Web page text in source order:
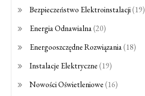
Bezpieczeństwo Elektroinstalacji(19)
Energia Odnawialna(20)
Energooszczędne Rozwiązania(18)
Instalacje Elektryczne(19)
Nowości Oświetleniowe(16)